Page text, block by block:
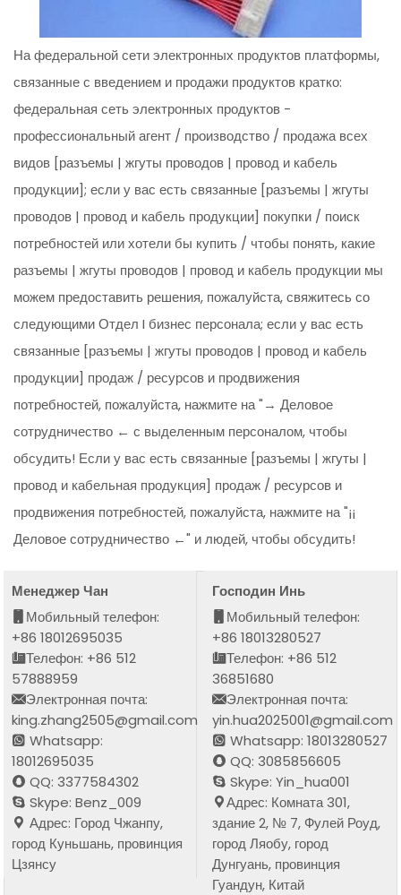
На федеральной сети электронных продуктов платформы,
связанные с введением и продажи продуктов кратко:
федеральная сеть электронных продуктов -
профессиональный агент / производство / продажа всех
видов [разъемы | жгуты проводов | провод и кабель
продукции]; если у вас есть связанные [разъемы | жгуты
проводов | провод и кабель продукции] покупки / поиск
потребностей или хотели бы купить / чтобы понять, какие
разъемы | жгуты проводов | провод и кабель продукции мы
можем предоставить решения, пожалуйста, свяжитесь со
следующими Отдел I бизнес персонала; если у вас есть
связанные [разъемы | жгуты проводов | провод и кабель
продукции] продаж / ресурсов и продвижения
потребностей, пожалуйста, нажмите на "→ Деловое
сотрудничество ← с выделенным персоналом, чтобы
обсудить! Если у вас есть связанные [разъемы | жгуты |
провод и кабельная продукция] продаж / ресурсов и
продвижения потребностей, пожалуйста, нажмите на "¡¡
Деловое сотрудничество ←" и людей, чтобы обсудить!
Менеджер Чан
Мобильный телефон:
+86 18012695035
Телефон: +86 512
57888959
Электронная почта:
king.zhang2505@gmail.com
Whatsapp:
18012695035
QQ: 3377584302
Skype: Benz_009
Адрес: Город Чжанпу,
город Куньшань, провинция
Цзянсу
Господин Инь
Мобильный телефон:
+86 18013280527
Телефон: +86 512
36851680
Электронная почта:
yin.hua2025001@gmail.com
Whatsapp: 18013280527
QQ: 3085856605
Skype: Yin_hua001
Адрес: Комната 301,
здание 2, № 7, Фулей Роуд,
город Ляобу, город
Дунгуань, провинция
Гуандун, Китай